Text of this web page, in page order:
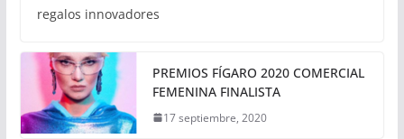
regalos innovadores
PREMIOS FÍGARO 2020 COMERCIAL
FEMENINA FINALISTA
17 septiembre, 2020